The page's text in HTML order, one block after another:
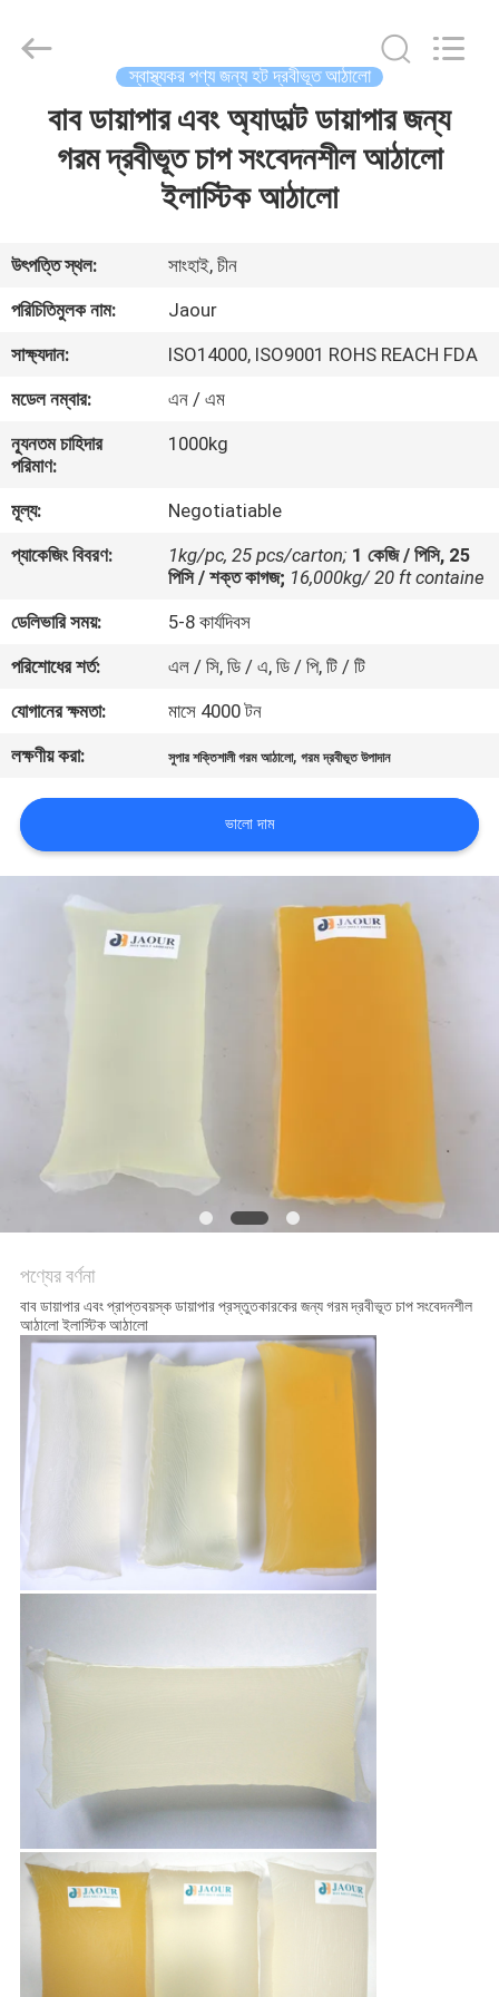
আমাদের
সম্পর্কে
কারখানা
ভ্রমণ
নিয়ন্ত্রণ
সাথে
যোগাযোগ
করুন
মামলা
গোপনীয়তা
নীতি
Adhesive
Products
Reserved.
স্বাস্থ্যকর পণ্য জন্য হট দ্রবীভূত আঠালো
বাব ডায়াপার এবং অ্যাডাল্ট ডায়াপার জন্য
গরম দ্রবীভূত চাপ সংবেদনশীল আঠালো
ইলাস্টিক আঠালো
উৎপত্তি স্থল:
সাংহাই, চীন
পরিচিতিমুলক নাম:
Jaour
সাক্ষ্যদান:
ISO14000, ISO9001 ROHS REACH FDA
মডেল নম্বার:
এন / এম
ন্যূনতম চাহিদার
পরিমাণ:
1000kg
মূল্য:
Negotiatiable
প্যাকেজিং বিবরণ:
1kg/pc, 25 pcs/carton; 1 কেজি / পিসি, 25
পিসি / শক্ত কাগজ; 16,000kg/ 20 ft containe
ডেলিভারি সময়:
5-8 কার্যদিবস
পরিশোধের শর্ত:
এল / সি, ডি / এ, ডি / পি, টি / টি
যোগানের ক্ষমতা:
মাসে 4000 টন
লক্ষণীয় করা:
সুপার শক্তিশালী গরম আঠালো,গরম দ্রবীভূত উপাদান
ভালো দাম
পণ্যের বর্ণনা
বাব ডায়াপার এবং প্রাপ্তবয়স্ক ডায়াপার প্রস্তুতকারকের জন্য গরম দ্রবীভূত চাপ সংবেদনশীল
আঠালো ইলাস্টিক আঠালো